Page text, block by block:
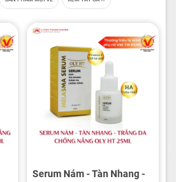
Serum Nám - Tàn Nhang -